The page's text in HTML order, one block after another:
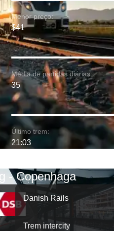
Menor preço:
$41
Média de partidas diárias:
35
Último trem:
21:03
- Copenhaga
Danish Rails
Trem intercity